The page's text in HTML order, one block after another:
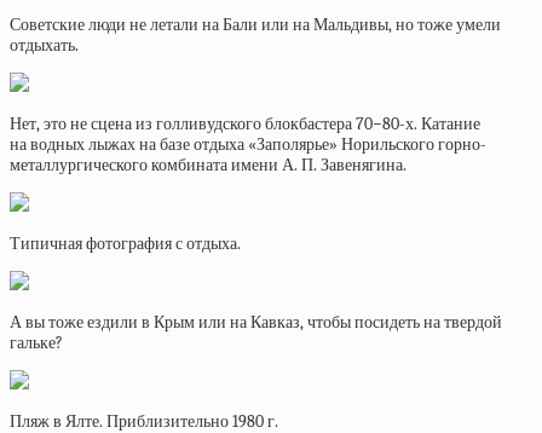
Советские люди не летали на Бали или на Мальдивы, но тоже умели
отдыхать.
Нет, это не сцена из голливудского блокбастера 70−80-х. Катание
на водных лыжах на базе отдыха «Заполярье» Норильского горно-
металлургического комбината имени А. П. Завенягина.
Типичная фотография с отдыха.
А вы тоже ездили в Крым или на Кавказ, чтобы посидеть на твердой
гальке?
Пляж в Ялте. Приблизительно 1980 г.